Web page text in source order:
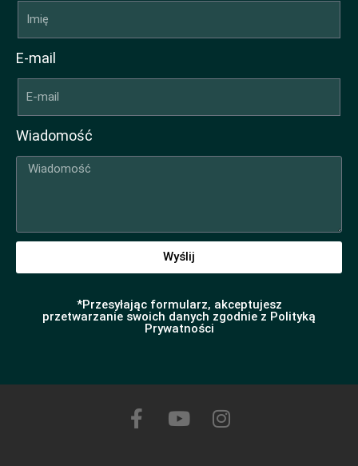
E-mail
Wiadomość
Wyślij
*Przesyłając formularz, akceptujesz
przetwarzanie swoich danych zgodnie z Polityką
Prywatności